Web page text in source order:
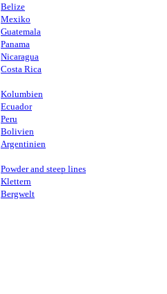
Belize
Mexiko
Guatemala
Panama
Nicaragua
Costa Rica
Kolumbien
Ecuador
Peru
Bolivien
Argentinien
Powder and steep lines
Klettern
Bergwelt